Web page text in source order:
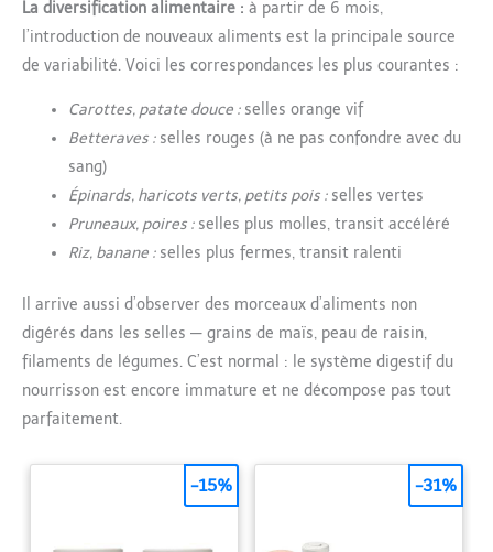
La diversification alimentaire : à partir de 6 mois,
l’introduction de nouveaux aliments est la principale source
de variabilité. Voici les correspondances les plus courantes :
Carottes, patate douce :selles orange vif
Betteraves :selles rouges (à ne pas confondre avec du
sang)
Épinards, haricots verts, petits pois :selles vertes
Pruneaux, poires :selles plus molles, transit accéléré
Riz, banane :selles plus fermes, transit ralenti
Il arrive aussi d’observer des morceaux d’aliments non
digérés dans les selles — grains de maïs, peau de raisin,
filaments de légumes. C’est normal : le système digestif du
nourrisson est encore immature et ne décompose pas tout
parfaitement.
-15% -31%